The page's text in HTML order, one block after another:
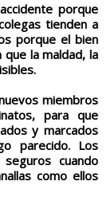
porque
tienden a
porque el bien
la maldad, la
miembros
para que
y marcados
parecido. Los
cuando
como ellos